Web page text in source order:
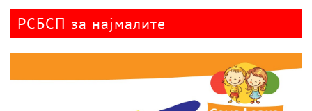
РСБСП за најмалите